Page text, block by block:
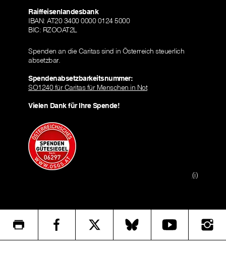
Raiffeisenlandesbank
IBAN: AT20 3400 0000 0124 5000
BIC: RZOOAT2L
Spenden an die Caritas sind in Österreich steuerlich
absetzbar.
Spendenabsetzbarkeitsnummer:
SO1240 für Caritas für Menschen in Not
Vielen Dank für Ihre Spende!
(i)